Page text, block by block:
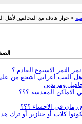
> حوار هادف مع المخالفين لأهل
النمر الاسبوع القادم ؟
البيت أعرابي اشجع من
ومرتدين
الاماكن المقدسه ؟؟؟
رمان في الاحساء ؟؟؟
كلاب أو خنازير أو ترك